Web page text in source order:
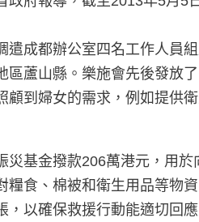
遣成都辦公室四名工作人員
區蘆山縣。樂施會先後發放
顧到婦女的需求，例如提供
災基金撥款206萬港元，用
糧食、棉被和衛生用品等物
，以確保救援行動能適切回